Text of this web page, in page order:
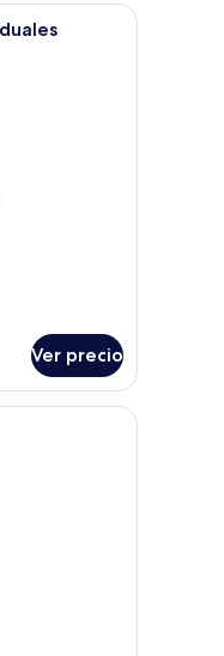
hotel con dos camas, un
Ver precio
hotel con una cama grande,